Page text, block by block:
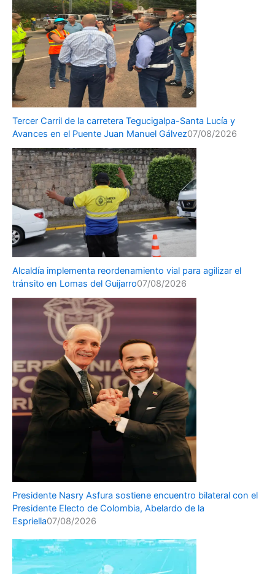
Tercer Carril de la carretera Tegucigalpa-Santa Lucía y
Avances en el Puente Juan Manuel Gálvez07/08/2026
Alcaldía implementa reordenamiento vial para agilizar el
tránsito en Lomas del Guijarro07/08/2026
Presidente Nasry Asfura sostiene encuentro bilateral con el
Presidente Electo de Colombia, Abelardo de la
Espriella07/08/2026